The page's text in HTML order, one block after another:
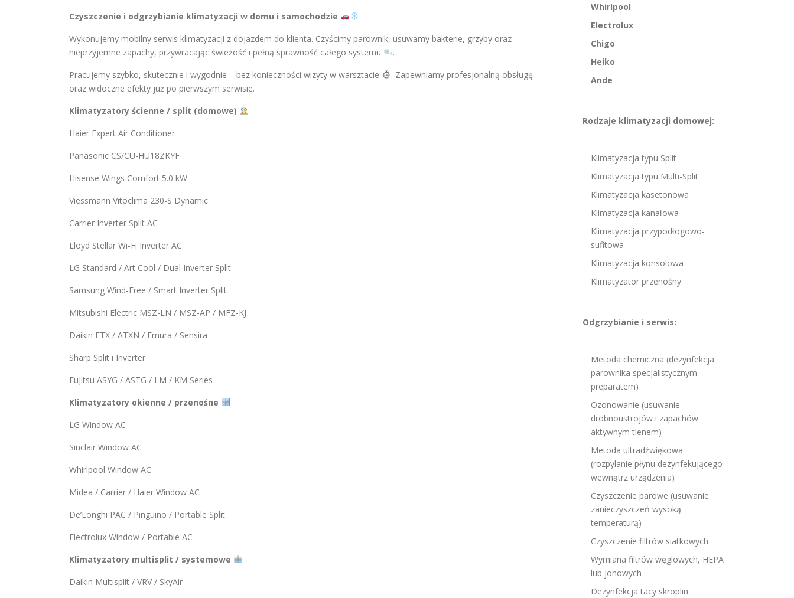
Czyszczenie i odgrzybianie klimatyzacji w domu i samochodzie
Wykonujemy mobilny serwis klimatyzacji z dojazdem do klienta. Czyścimy parownik, usuwamy bakterie, grzyby oraz
nieprzyjemne zapachy, przywracając świeżość i pełną sprawność całego systemu
.
Pracujemy szybko, skutecznie i wygodnie – bez konieczności wizyty w warsztacie
. Zapewniamy profesjonalną obsługę
oraz widoczne efekty już po pierwszym serwisie.
Klimatyzatory ścienne / split (domowe)
Haier Expert Air Conditioner
Panasonic CS/CU-HU18ZKYF
Hisense Wings Comfort 5.0 kW
Viessmann Vitoclima 230-S Dynamic
Carrier Inverter Split AC
Lloyd Stellar Wi-Fi Inverter AC
LG Standard / Art Cool / Dual Inverter Split
Samsung Wind-Free / Smart Inverter Split
Mitsubishi Electric MSZ-LN / MSZ-AP / MFZ-KJ
Daikin FTX / ATXN / Emura / Sensira
Sharp Split i Inverter
Fujitsu ASYG / ASTG / LM / KM Series
Klimatyzatory okienne / przenośne
LG Window AC
Sinclair Window AC
Whirlpool Window AC
Midea / Carrier / Haier Window AC
De’Longhi PAC / Pinguino / Portable Split
Electrolux Window / Portable AC
Klimatyzatory multisplit / systemowe
Daikin Multisplit / VRV / SkyAir
Whirlpool
Electrolux
Chigo
Heiko
Ande
Rodzaje klimatyzacji domowej:
Klimatyzacja typu Split
Klimatyzacja typu Multi-Split
Klimatyzacja kasetonowa
Klimatyzacja kanałowa
Klimatyzacja przypodłogowo-
sufitowa
Klimatyzacja konsolowa
Klimatyzator przenośny
Odgrzybianie i serwis:
Metoda chemiczna (dezynfekcja
parownika specjalistycznym
preparatem)
Ozonowanie (usuwanie
drobnoustrojów i zapachów
aktywnym tlenem)
Metoda ultradźwiękowa
(rozpylanie płynu dezynfekującego
wewnątrz urządzenia)
Czyszczenie parowe (usuwanie
zanieczyszczeń wysoką
temperaturą)
Czyszczenie filtrów siatkowych
Wymiana filtrów węglowych, HEPA
lub jonowych
Dezynfekcja tacy skroplin